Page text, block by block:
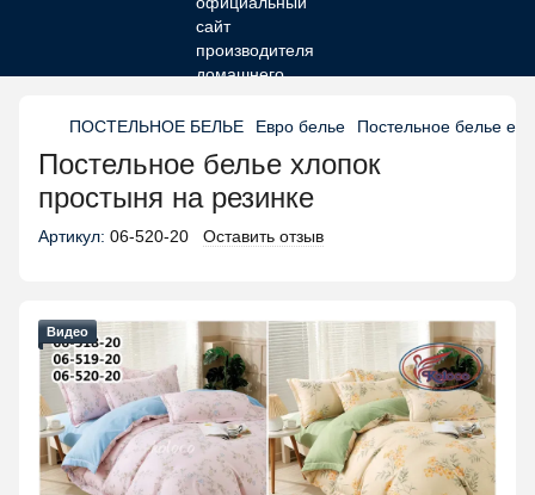
ПОСТЕЛЬНОЕ БЕЛЬЕ Евро белье Постельное белье
Постельное белье хлопок
простыня на резинке
Артикул: 06-520-20 Оставить отзыв
Видео